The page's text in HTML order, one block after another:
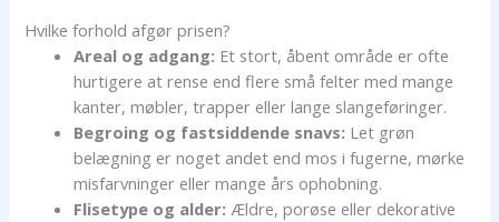
Hvilke forhold afgør prisen?
Areal og adgang: Et stort, åbent område er ofte
hurtigere at rense end flere små felter med mange
kanter, møbler, trapper eller lange slangeføringer.
Begroing og fastsiddende snavs: Let grøn
belægning er noget andet end mos i fugerne, mørke
misfarvninger eller mange års ophobning.
Flisetype og alder: Ældre, porøse eller dekorative